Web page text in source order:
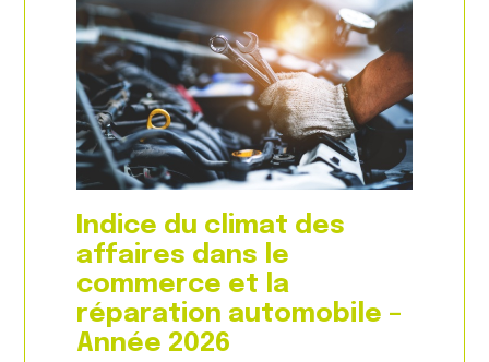
e
s
p
r
i
x
à
l
a
c
o
n
s
o
m
m
a
t
Indice du climat des
affaires dans le
commerce et la
réparation automobile –
Année 2026